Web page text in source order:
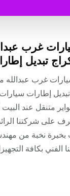
غرب
غرب عبدالله
إطارات سيارات
متنقل عند البيت
على شركتنا
بخبرة نخبة من
الفني بكافة